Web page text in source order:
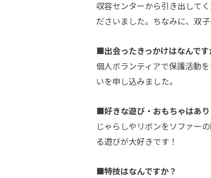
収容センターから引き出して
ださいました。ちなみに、双
■出会ったきっかけはなんです
個人ボランティアで保護活動
いを申し込みました。
■好きな遊び・おもちゃはあり
じゃらしやリボンをソファー
る遊びが大好きです！
■特技はなんですか？